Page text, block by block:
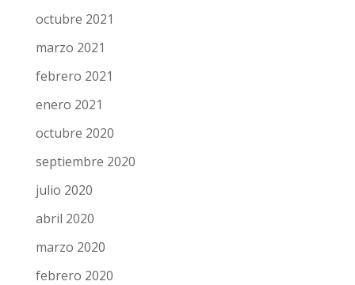
octubre 2021
marzo 2021
febrero 2021
enero 2021
octubre 2020
septiembre 2020
julio 2020
abril 2020
marzo 2020
febrero 2020